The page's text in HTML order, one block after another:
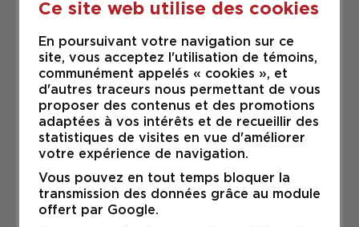
Bâtisse industrielle en excellente
condition dans un secteur en
demande. Facile d'accès par
l'autoroute 40 et la route 342.
Bureaux climatisés en façade du
bâtiment, 5 024 pc
Entrepôt : 22,987 pc
Débarcadère: 1,575 pc
Superficie totale: 29,586 pc
Ce site web utilise des cookies
En poursuivant votre navigation sur ce
site, vous acceptez l'utilisation de témoins,
communément appelés « cookies », et
d'autres traceurs nous permettant de vous
proposer des contenus et des promotions
adaptées à vos intérêts et de recueillir des
statistiques de visites en vue d'améliorer
votre expérience de navigation.
Vous pouvez en tout temps bloquer la
transmission des données grâce au module
offert par Google.